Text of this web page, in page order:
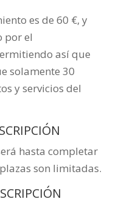
es de 60 €, y
por el
así que
solamente 30
y servicios del
hasta completar
son limitadas.